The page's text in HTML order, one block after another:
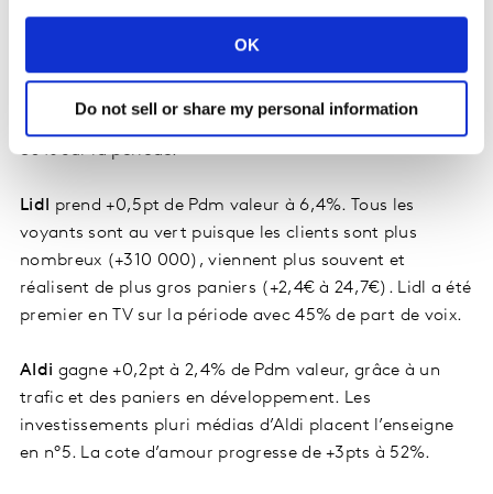
OK
Do not sell or share my personal information
renforcée.
Le Groupement Les Mousquetaires
dont le nombre de transactions progresse de près de
80% sur la période.
Lidl
prend +0,5pt de Pdm valeur à 6,4%. Tous les
voyants sont au vert puisque les clients sont plus
nombreux (+310 000), viennent plus souvent et
réalisent de plus gros paniers (+2,4€ à 24,7€). Lidl a été
premier en TV sur la période avec 45% de part de voix.
Aldi gagne +0,2pt à 2,4% de Pdm valeur, grâce à un
trafic et des paniers en développement. Les
investissements pluri médias d’Aldi placent l’enseigne
en n°5. La cote d’amour progresse de +3pts à 52%.